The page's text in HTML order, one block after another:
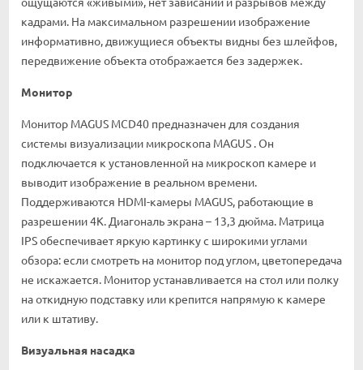
кадрами. На максимальном разрешении изображение
информативно, движущиеся объекты видны без шлейфов,
передвижение объекта отображается без задержек.
Монитор
Монитор MAGUS MCD40 предназначен для создания
системы визуализации микроскопа MAGUS . Он
подключается к установленной на микроскоп камере и
выводит изображение в реальном времени.
Поддерживаются HDMI-камеры MAGUS, работающие в
разрешении 4К. Диагональ экрана – 13,3 дюйма. Матрица
IPS обеспечивает яркую картинку с широкими углами
обзора: если смотреть на монитор под углом, цветопередача
не искажается. Монитор устанавливается на стол или полку
на откидную подставку или крепится напрямую к камере
или к штативу.
Визуальная насадка